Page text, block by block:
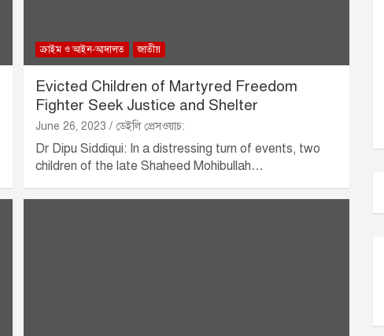
ক্রাইম ও আইন-আদালত জাতীয়
Evicted Children of Martyred Freedom
Fighter Seek Justice and Shelter
June 26, 2023 ডেইলি প্রেসওয়াচ:
Dr Dipu Siddiqui: In a distressing turn of events, two
children of the late Shaheed Mohibullah…